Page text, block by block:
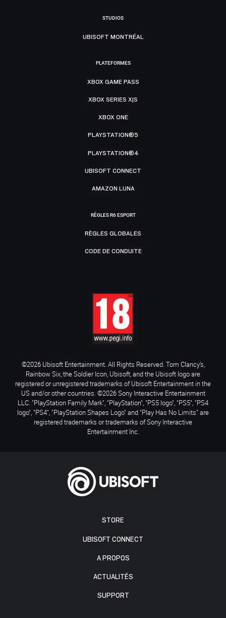
STORE
UBISOFT CONNECT
A PROPOS
ACTUALITÉS
SUPPORT
STUDIOS
UBISOFT MONTRÉAL
PLATEFORMES
XBOX GAME PASS
XBOX SERIES X|S
XBOX ONE
PLAYSTATION®5
PLAYSTATION®4
UBISOFT CONNECT
AMAZON LUNA
RÈGLES R6 ESPORT
RÈGLES GLOBALES
CODE DE CONDUITE
©2026 Ubisoft Entertainment. All Rights Reserved. Tom Clancy’s,
Rainbow Six, the Soldier Icon, Ubisoft, and the Ubisoft logo are
registered or unregistered trademarks of Ubisoft Entertainment in the
US and/or other countries. ©2026 Sony Interactive Entertainment
LLC. "PlayStation Family Mark", "PlayStation", "PS5 logo", "PS5", "PS4
logo", "PS4", "PlayStation Shapes Logo" and "Play Has No Limits" are
registered trademarks or trademarks of Sony Interactive
Entertainment Inc.